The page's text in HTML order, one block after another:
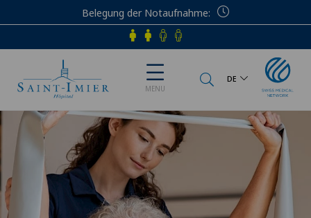
Belegung der Notaufnahme
Telefon
MENU
DE